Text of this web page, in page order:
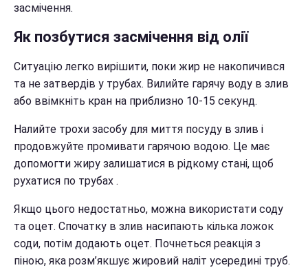
засмічення.
Як позбутися засмічення від олії
Ситуацію легко вирішити, поки жир не накопичився
та не затвердів у трубах. Вилийте гарячу воду в злив
або ввімкніть кран на приблизно 10-15 секунд.
Налийте трохи засобу для миття посуду в злив і
продовжуйте промивати гарячою водою. Це має
допомогти жиру залишатися в рідкому стані, щоб
рухатися по трубах .
Якщо цього недостатньо, можна використати соду
та оцет. Спочатку в злив насипають кілька ложок
соди, потім додають оцет. Почнеться реакція з
піною, яка розм’якшує жировий наліт усередині труб.